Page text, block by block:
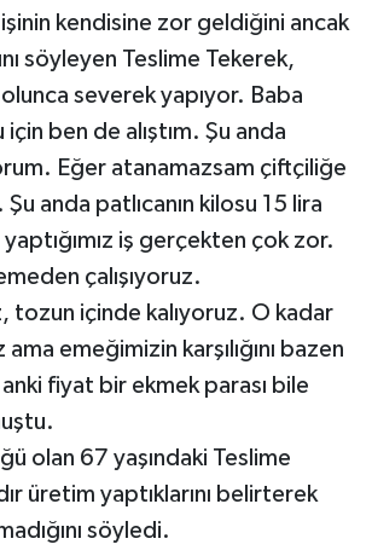
işinin kendisine zor geldiğini ancak
söyleyen Teslime Tekerek,
severek yapıyor. Baba
ben de alıştım. Şu anda
Eğer atanamazsam çiftçiliğe
anda patlıcanın kilosu 15 lira
iş gerçekten çok zor.
çalışıyoruz.
tozun içinde kalıyoruz. O kadar
emeğimizin karşılığını bazen
fiyat bir ekmek parası bile
olan 67 yaşındaki Teslime
üretim yaptıklarını belirterek
söyledi.